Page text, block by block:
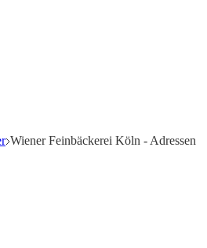
Wiener Feinbäckerei Köln - Adressen